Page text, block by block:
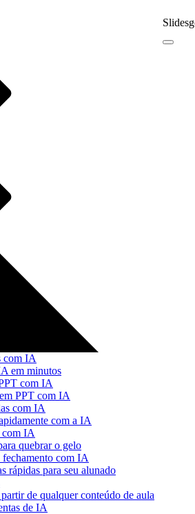
com IA
em minutos
com IA
PPT com IA
com IA
com a IA
com IA
quebrar o gelo
com IA
rápidas para seu alunado
de qualquer conteúdo de aula
de IA